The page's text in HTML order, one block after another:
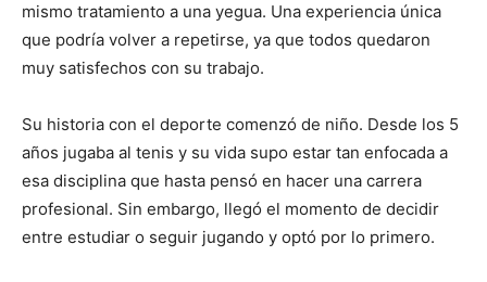
mismo tratamiento a una yegua. Una experiencia única
que podría volver a repetirse, ya que todos quedaron
muy satisfechos con su trabajo.
Su historia con el deporte comenzó de niño. Desde los 5
años jugaba al tenis y su vida supo estar tan enfocada a
esa disciplina que hasta pensó en hacer una carrera
profesional. Sin embargo, llegó el momento de decidir
entre estudiar o seguir jugando y optó por lo primero.